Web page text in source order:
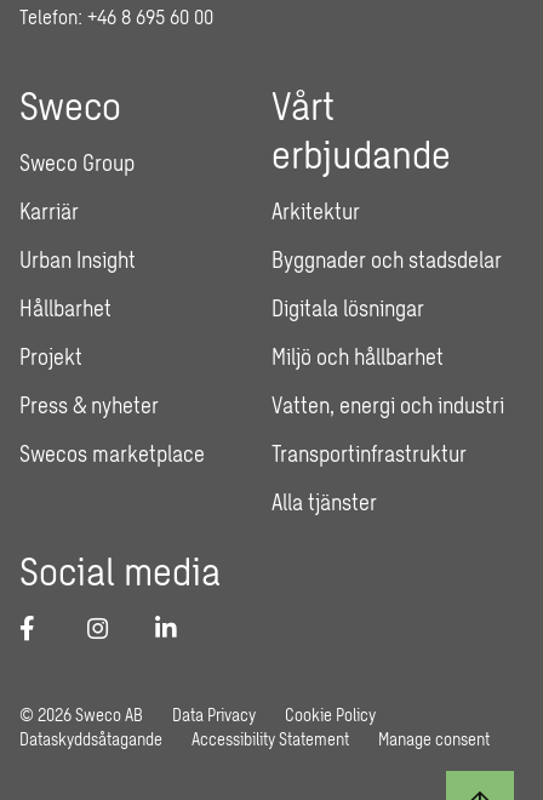
Telefon: +46 8 695 60 00
Sweco
Sweco Group
Karriär
Urban Insight
Hållbarhet
Projekt
Press & nyheter
Swecos marketplace
Vårt
erbjudande
Arkitektur
Byggnader och stadsdelar
Digitala lösningar
Miljö och hållbarhet
Vatten, energi och industri
Transportinfrastruktur
Alla tjänster
Social media
© 2026 Sweco AB Data Privacy
Cookie Policy
Dataskyddsåtagande
Accessibility Statement Manage consent